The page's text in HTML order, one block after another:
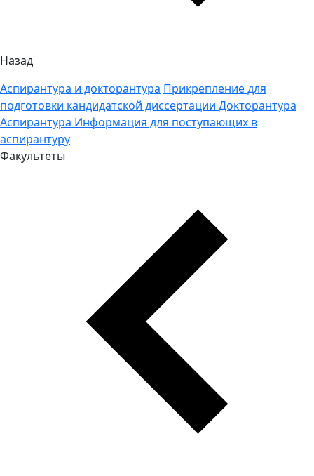
Назад
Аспирантура и докторантура Прикрепление для
подготовки кандидатской диссертации Докторантура
Аспирантура Информация для поступающих в
аспирантуру
Факультеты